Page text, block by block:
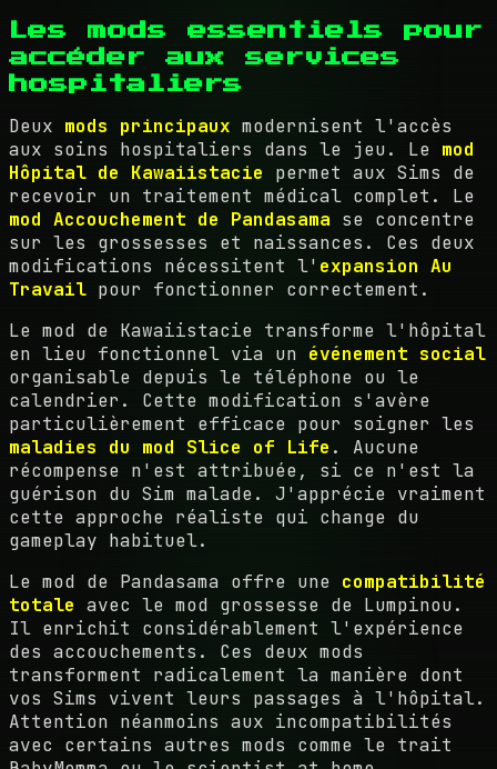
Les mods essentiels pour
accéder aux services
hospitaliers
Deux mods principaux modernisent l'accès
aux soins hospitaliers dans le jeu. Le mod
Hôpital de Kawaiistacie permet aux Sims de
recevoir un traitement médical complet. Le
mod Accouchement de Pandasama se concentre
sur les grossesses et naissances. Ces deux
modifications nécessitent l' expansion Au
Travail pour fonctionner correctement.
Le mod de Kawaiistacie transforme l'hôpital
en lieu fonctionnel via un événement social
organisable depuis le téléphone ou le
calendrier. Cette modification s'avère
particulièrement efficace pour soigner les
maladies du mod Slice of Life . Aucune
récompense n'est attribuée, si ce n'est la
guérison du Sim malade. J'apprécie vraiment
cette approche réaliste qui change du
gameplay habituel.
Le mod de Pandasama offre une compatibilité
totale avec le mod grossesse de Lumpinou.
Il enrichit considérablement l'expérience
des accouchements. Ces deux mods
transforment radicalement la manière dont
vos Sims vivent leurs passages à l'hôpital.
Attention néanmoins aux incompatibilités
avec certains autres mods comme le trait